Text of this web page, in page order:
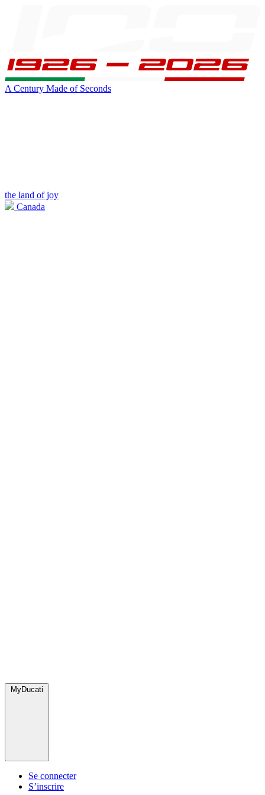
A Century Made of Seconds
the land of joy
Canada
MyDucati
Se connecter
S’inscrire